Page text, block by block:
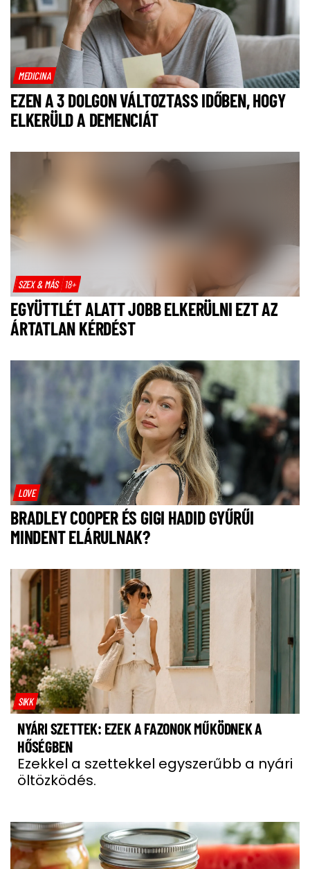
MEDICINA
EZEN A 3 DOLGON VÁLTOZTASS IDŐBEN, HOGY
ELKERÜLD A DEMENCIÁT
SZEX & MÁS 18+
EGYÜTTLÉT ALATT JOBB ELKERÜLNI EZT AZ
ÁRTATLAN KÉRDÉST
LOVE
BRADLEY COOPER ÉS GIGI HADID GYŰRŰI
MINDENT ELÁRULNAK?
SIKK
NYÁRI SZETTEK: EZEK A FAZONOK MŰKÖDNEK A
HŐSÉGBEN
Ezekkel a szettekkel egyszerűbb a nyári
öltözködés.